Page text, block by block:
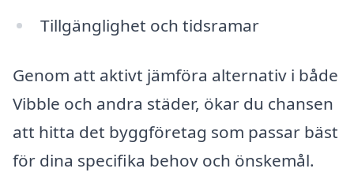
Tillgänglighet och tidsramar
Genom att aktivt jämföra alternativ i både
Vibble och andra städer, ökar du chansen
att hitta det byggföretag som passar bäst
för dina specifika behov och önskemål.